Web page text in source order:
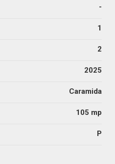
-
1
2
2025
Caramida
105 mp
P